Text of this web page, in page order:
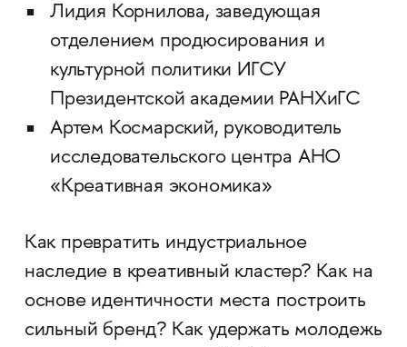
Лидия Корнилова, заведующая
отделением продюсирования и
культурной политики ИГСУ
Президентской академии РАНХиГС
Артем Космарский, руководитель
исследовательского центра АНО
«Креативная экономика»
Как превратить индустриальное
наследие в креативный кластер? Как на
основе идентичности места построить
сильный бренд? Как удержать молодежь